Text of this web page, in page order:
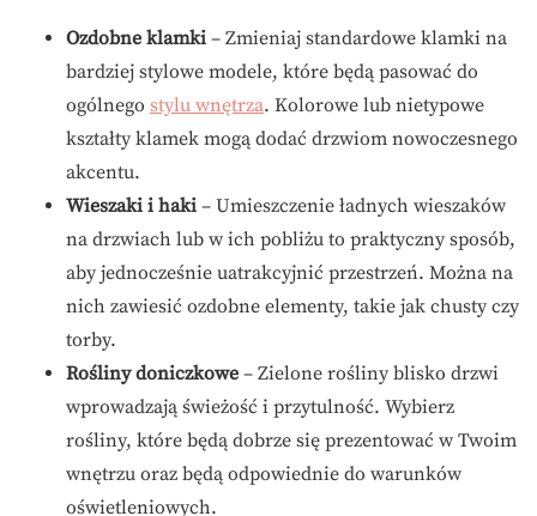
Ozdobne klamki – Zmieniaj standardowe klamki na
bardziej stylowe modele, które będą pasować do
ogólnego stylu wnętrza. Kolorowe lub nietypowe
kształty klamek mogą dodać drzwiom nowoczesnego
akcentu.
Wieszaki i haki – Umieszczenie ładnych wieszaków
na drzwiach lub w ich pobliżu to praktyczny sposób,
aby jednocześnie uatrakcyjnić przestrzeń. Można na
nich zawiesić ozdobne elementy, takie jak chusty czy
torby.
Rośliny doniczkowe – Zielone rośliny blisko drzwi
wprowadzają świeżość i przytulność. Wybierz
rośliny, które będą dobrze się prezentować w Twoim
wnętrzu oraz będą odpowiednie do warunków
oświetleniowych.